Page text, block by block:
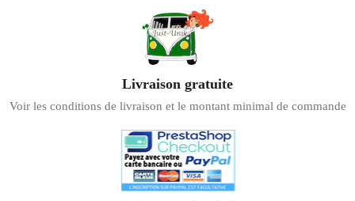
Livraison gratuite
Voir les conditions de livraison et le montant minimal de commande